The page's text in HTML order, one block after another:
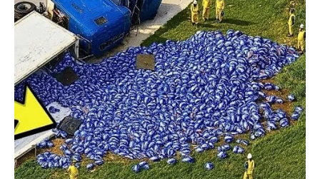
povezuje njenu umetnost s temama lične borbe.
Svemirski Let i Kritike
Uprkos njenoj hrabrosti i kreativnosti, Kejti se našla na meti
kritika zbog svog 11-minutnog leta u svemir s kompanijom
Blue Origin. Mnogi su je optužili da je putovanje organizovano
za promociju i da nije autentično. Među kritičarima našla se i
manekenka Emili Ratajkovski, koja je na društvenim mrežama
izjavila da je zgrožena ovom odlukom, tvrdeći da je let “platila